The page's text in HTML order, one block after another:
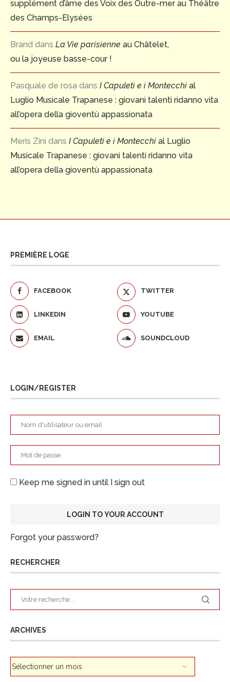
supplément d’âme des Voix des Outre-mer au Théâtre
des Champs-Elysées
Brand dans La Vie parisienne au Châtelet,
ou la joyeuse basse-cour !
Pasquale de rosa dans I Capuleti e i Montecchi al
Luglio Musicale Trapanese : giovani talenti ridanno vita
all’opera della gioventù appassionata
Meris Zini dans I Capuleti e i Montecchi al Luglio
Musicale Trapanese : giovani talenti ridanno vita
all’opera della gioventù appassionata
PREMIÈRE LOGE
FACEBOOK TWITTER
LINKEDIN YOUTUBE
EMAIL SOUNDCLOUD
LOGIN/REGISTER
Keep me signed in until I sign out
Forgot your password?
RECHERCHER
ARCHIVES